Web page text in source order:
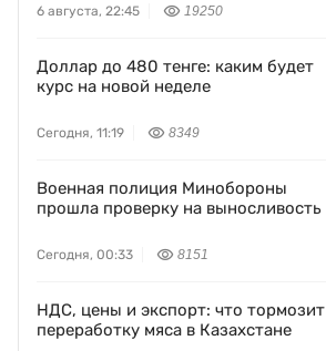
6 августа, 22:45 19250
Доллар до 480 тенге: каким будет
курс на новой неделе
Сегодня, 11:19 8349
Военная полиция Минобороны
прошла проверку на выносливость
Сегодня, 00:33 8151
НДС, цены и экспорт: что тормозит
переработку мяса в Казахстане